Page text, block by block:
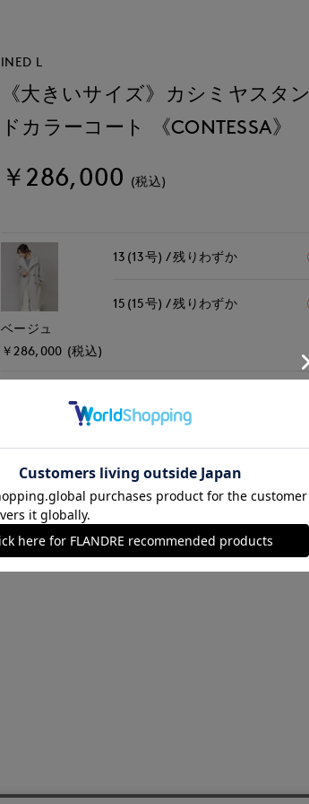
INED L
《大きいサイズ》カシミヤスタン
ドカラーコート 《CONTESSA》
￥286,000 (税込)
ベージュ
￥286,000 (税込)
13(13号) 残りわずか
15(15号) 残りわずか
モカチャ
￥286,000 (税込)